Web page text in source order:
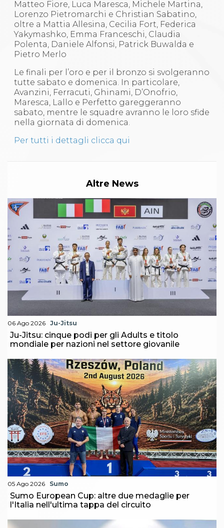
Matteo Fiore, Luca Maresca, Michele Martina,
Lorenzo Pietromarchi e Christian Sabatino,
oltre a Mattia Allesina, Cecilia Fort, Federica
Yakymashko, Emma Franceschi, Claudia
Polenta, Daniele Alfonsi, Patrick Buwalda e
Pietro Merlo
Le finali per l’oro e per il bronzo si svolgeranno
tutte sabato e domenica. In particolare,
Avanzini, Ferracuti, Ghinami, D’Onofrio,
Maresca, Lallo e Perfetto gareggeranno
sabato, mentre le squadre avranno le loro sfide
nella giornata di domenica.
Per tutti i dettagli clicca qui
Altre News
06 Ago 2026 Ju-Jitsu
Ju-Jitsu: cinque podi per gli Adults e titolo
mondiale per nazioni nel settore giovanile
05 Ago 2026 Sumo
Sumo European Cup: altre due medaglie per
l'Italia nell'ultima tappa del circuito